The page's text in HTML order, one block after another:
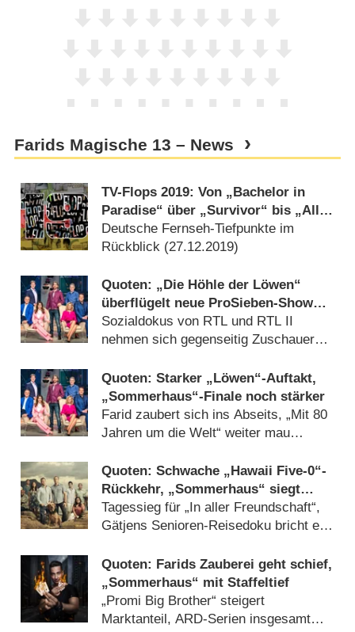
Farids Magische 13 – News
TV-Flops 2019: Von „Bachelor in
Paradise“ über „Survivor“ bis „Alles
oder Nichts“
Deutsche Fernseh-Tiefpunkte im
Rückblick (27.12.2019)
Quoten: „Die Höhle der Löwen“
überflügelt neue ProSieben-Show
„Renn zur Million“
Sozialdokus von RTL und RTL II
nehmen sich gegenseitig Zuschauer
Quoten: Starker „Löwen“-Auftakt,
„Sommerhaus“-Finale noch stärker
Farid zaubert sich ins Abseits, „Mit 80
Jahren um die Welt“ weiter mau
Quoten: Schwache „Hawaii Five-0“-
Rückkehr, „Sommerhaus“ siegt
beim jungen Publikum
Tagessieg für „In aller Freundschaft“,
Gätjens Senioren-Reisedoku bricht ein
Quoten: Farids Zauberei geht schief,
„Sommerhaus“ mit Staffeltief
„Promi Big Brother“ steigert
Marktanteil, ARD-Serien insgesamt